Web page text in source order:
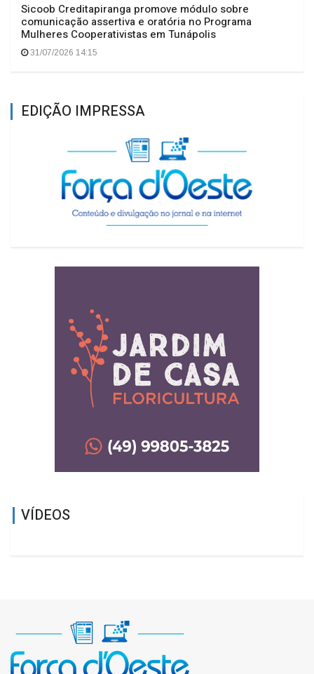
Sicoob Creditapiranga promove módulo sobre
comunicação assertiva e oratória no Programa
Mulheres Cooperativistas em Tunápolis
31/07/2026 14:15
EDIÇÃO IMPRESSA
VÍDEOS